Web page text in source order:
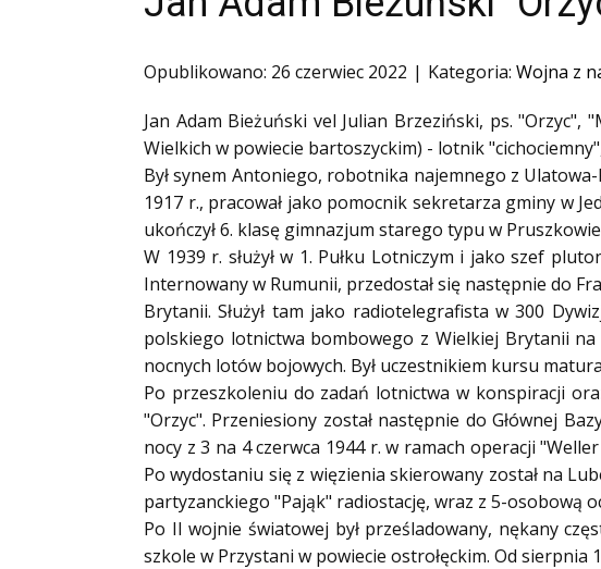
Ofiary zbrodni katyńskiej
Artyści
Badacze
Społecznicy
Opublikowano: 26 czerwiec 2022 Kategoria: Wojna z
Jan Adam Bieżuński vel Julian Brzeziński, ps.
Wielkich w powiecie bartoszyckim) - lotnik
Był synem Antoniego, robotnika najemnego z
1917 r., pracował jako pomocnik sekretarza gminy w
ukończył 6. klasę gimnazjum starego typu w
W 1939 r. służył w 1. Pułku Lotniczym i jako szef
Internowany w Rumunii, przedostał się następnie do
Brytanii. Służył tam jako radiotelegrafista w 300
polskiego lotnictwa bombowego z Wielkiej Brytanii na
nocnych lotów bojowych. Był uczestnikiem kursu
Po przeszkoleniu do zadań lotnictwa w konspiracji
"Orzyc". Przeniesiony został następnie do Głównej
nocy z 3 na 4 czerwca 1944 r. w ramach operacji
Po wydostaniu się z więzienia skierowany został na
partyzanckiego "Pająk" radiostację, wraz z 5-osobową
Po II wojnie światowej był prześladowany, nękany
szkole w Przystani w powiecie ostrołęckim. Od